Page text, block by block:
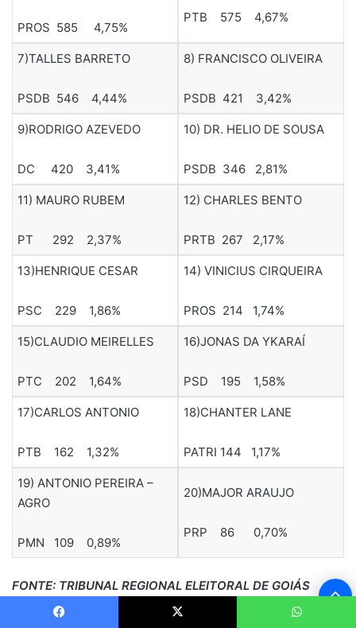
PROS 585 4,75%
PTB 575 4,67%
7)TALLES BARRETO
PSDB 546 4,44%
8) FRANCISCO OLIVEIRA
PSDB 421 3,42%
9)RODRIGO AZEVEDO
DC 420 3,41%
10) DR. HELIO DE SOUSA
PSDB 346 2,81%
11) MAURO RUBEM
PT 292 2,37%
12) CHARLES BENTO
PRTB 267 2,17%
13)HENRIQUE CESAR
PSC 229 1,86%
14) VINICIUS CIRQUEIRA
PROS 214 1,74%
15)CLAUDIO MEIRELLES
PTC 202 1,64%
16)JONAS DA YKARAÍ
PSD 195 1,58%
17)CARLOS ANTONIO
PTB 162 1,32%
18)CHANTER LANE
PATRI 144 1,17%
19) ANTONIO PEREIRA –
AGRO
PMN 109 0,89%
20)MAJOR ARAUJO
PRP 86 0,70%
FONTE: TRIBUNAL REGIONAL ELEITORAL DE GOIÁS
(TRE-GO) SOB
ADAPTAÇÕES EDITORIAIS DO PORTAL